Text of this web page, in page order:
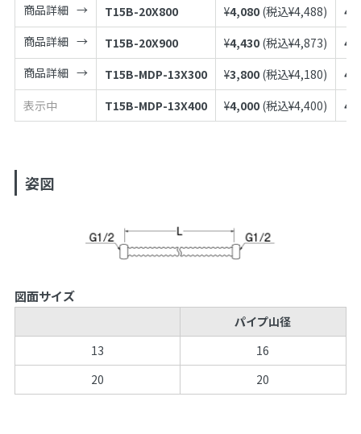
商品詳細
T15B-20X800 ¥4,080 (税込¥4,488)
商品詳細
T15B-20X900 ¥4,430 (税込¥4,873)
商品詳細
T15B-MDP-13X300 ¥3,800 (税込¥4,180)
表示中
T15B-MDP-13X400 ¥4,000 (税込¥4,400)
姿図
図面サイズ
パイプ山径
13
16
20
20